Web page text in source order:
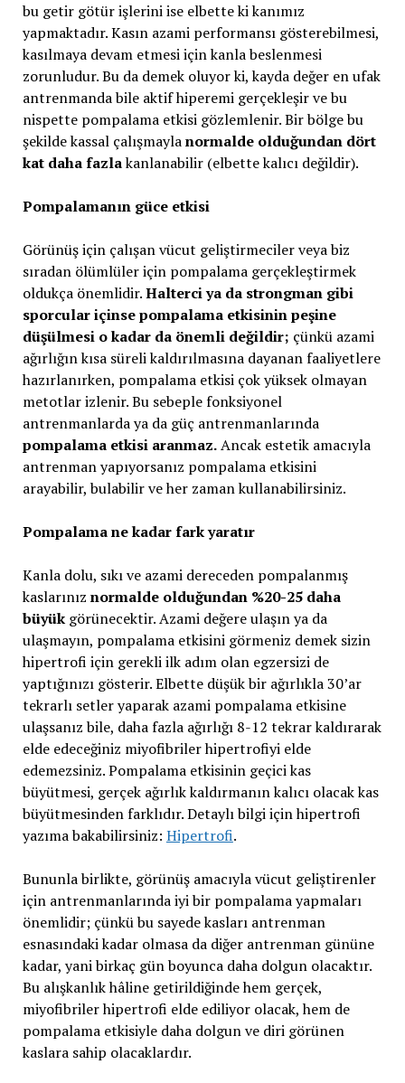
bu getir götür işlerini ise elbette ki kanımız
yapmaktadır. Kasın azami performansı gösterebilmesi,
kasılmaya devam etmesi için kanla beslenmesi
zorunludur. Bu da demek oluyor ki, kayda değer en ufak
antrenmanda bile aktif hiperemi gerçekleşir ve bu
nispette pompalama etkisi gözlemlenir. Bir bölge bu
şekilde kassal çalışmaylanormalde olduğundan dört
kat daha fazlakanlanabilir (elbette kalıcı değildir).
Pompalamanın güce etkisi
Görünüş için çalışan vücut geliştirmeciler veya biz
sıradan ölümlüler için pompalama gerçekleştirmek
oldukça önemlidir.Halterci ya da strongman gibi
sporcular içinse pompalama etkisinin peşine
düşülmesi o kadar da önemli değildir; çünkü azami
ağırlığın kısa süreli kaldırılmasına dayanan faaliyetlere
hazırlanırken, pompalama etkisi çok yüksek olmayan
metotlar izlenir. Bu sebeple fonksiyonel
antrenmanlarda ya da güç antrenmanlarında
pompalama etkisi aranmaz.Ancak estetik amacıyla
antrenman yapıyorsanız pompalama etkisini
arayabilir, bulabilir ve her zaman kullanabilirsiniz.
Pompalama ne kadar fark yaratır
Kanla dolu, sıkı ve azami dereceden pompalanmış
kaslarınız normalde olduğundan %20-25 daha
büyükgörünecektir. Azami değere ulaşın ya da
ulaşmayın, pompalama etkisini görmeniz demek sizin
hipertrofi için gerekli ilk adım olan egzersizi de
yaptığınızı gösterir. Elbette düşük bir ağırlıkla 30’ar
tekrarlı setler yaparak azami pompalama etkisine
ulaşsanız bile, daha fazla ağırlığı 8-12 tekrar kaldırarak
elde edeceğiniz miyofibriler hipertrofiyi elde
edemezsiniz. Pompalama etkisinin geçici kas
büyütmesi, gerçek ağırlık kaldırmanın kalıcı olacak kas
büyütmesinden farklıdır. Detaylı bilgi için hipertrofi
yazıma bakabilirsiniz: Hipertrofi.
Bununla birlikte, görünüş amacıyla vücut geliştirenler
için antrenmanlarında iyi bir pompalama yapmaları
önemlidir; çünkü bu sayede kasları antrenman
esnasındaki kadar olmasa da diğer antrenman gününe
kadar, yani birkaç gün boyunca daha dolgun olacaktır.
Bu alışkanlık hâline getirildiğinde hem gerçek,
miyofibriler hipertrofi elde ediliyor olacak, hem de
pompalama etkisiyle daha dolgun ve diri görünen
kaslara sahip olacaklardır.